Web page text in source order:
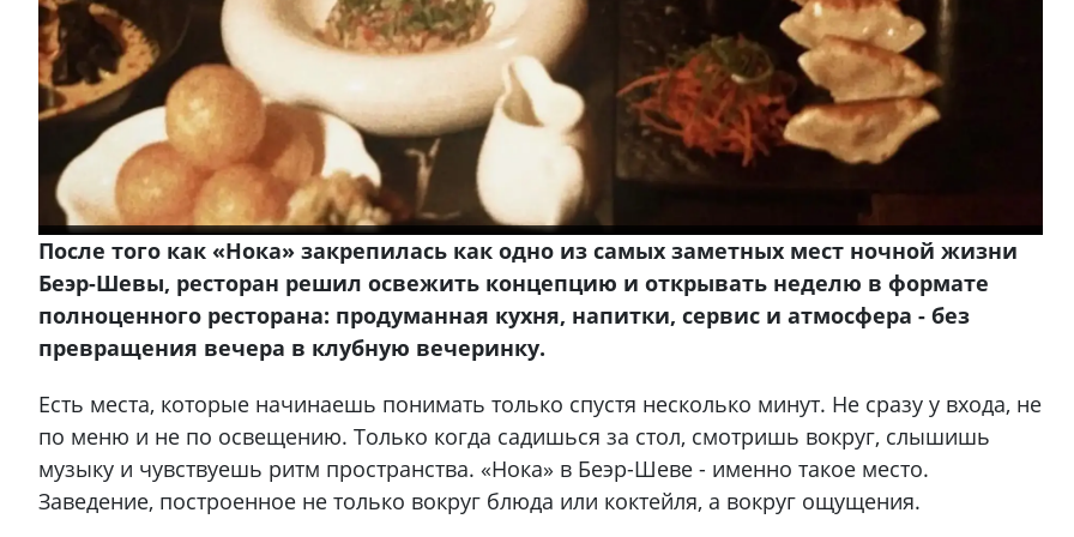
После того как «Нока» закрепилась как одно из самых заметных мест ночной жизни
Беэр-Шевы, ресторан решил освежить концепцию и открывать неделю в формате
полноценного ресторана: продуманная кухня, напитки, сервис и атмосфера - без
превращения вечера в клубную вечеринку.
Есть места, которые начинаешь понимать только спустя несколько минут. Не сразу у входа, не
по меню и не по освещению. Только когда садишься за стол, смотришь вокруг, слышишь
музыку и чувствуешь ритм пространства. «Нока» в Беэр-Шеве - именно такое место.
Заведение, построенное не только вокруг блюда или коктейля, а вокруг ощущения.